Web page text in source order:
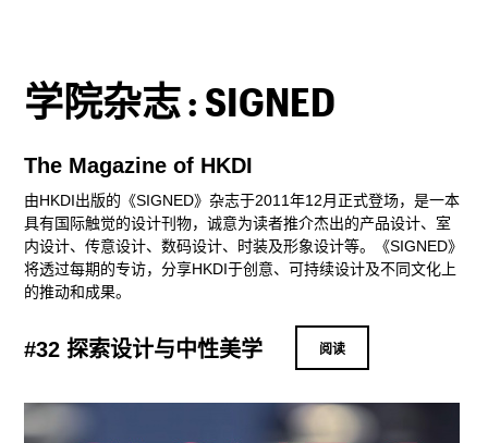
学院杂志 : SIGNED
The Magazine of HKDI
由HKDI出版的《SIGNED》杂志于2011年12月正式登场，是一本
具有国际触觉的设计刊物，诚意为读者推介杰出的产品设计、室
内设计、传意设计、数码设计、时装及形象设计等。《SIGNED》
将透过每期的专访，分享HKDI于创意、可持续设计及不同文化上
的推动和成果。
#32 探索设计与中性美学 阅读